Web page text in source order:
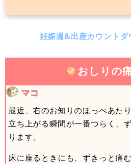
妊娠週&出産カウントダ
おしりの痛
マコ
最近、右のお知りのほっぺあた
立ち上がる瞬間が一番つらく、
ります。
床に座るときにも、ずきっと痛